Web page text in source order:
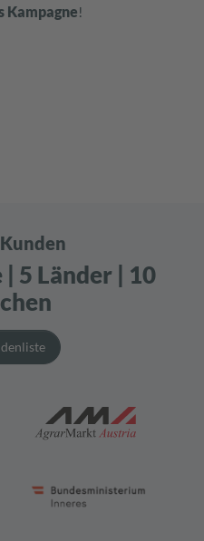
Kampagne!
5 Länder | 10